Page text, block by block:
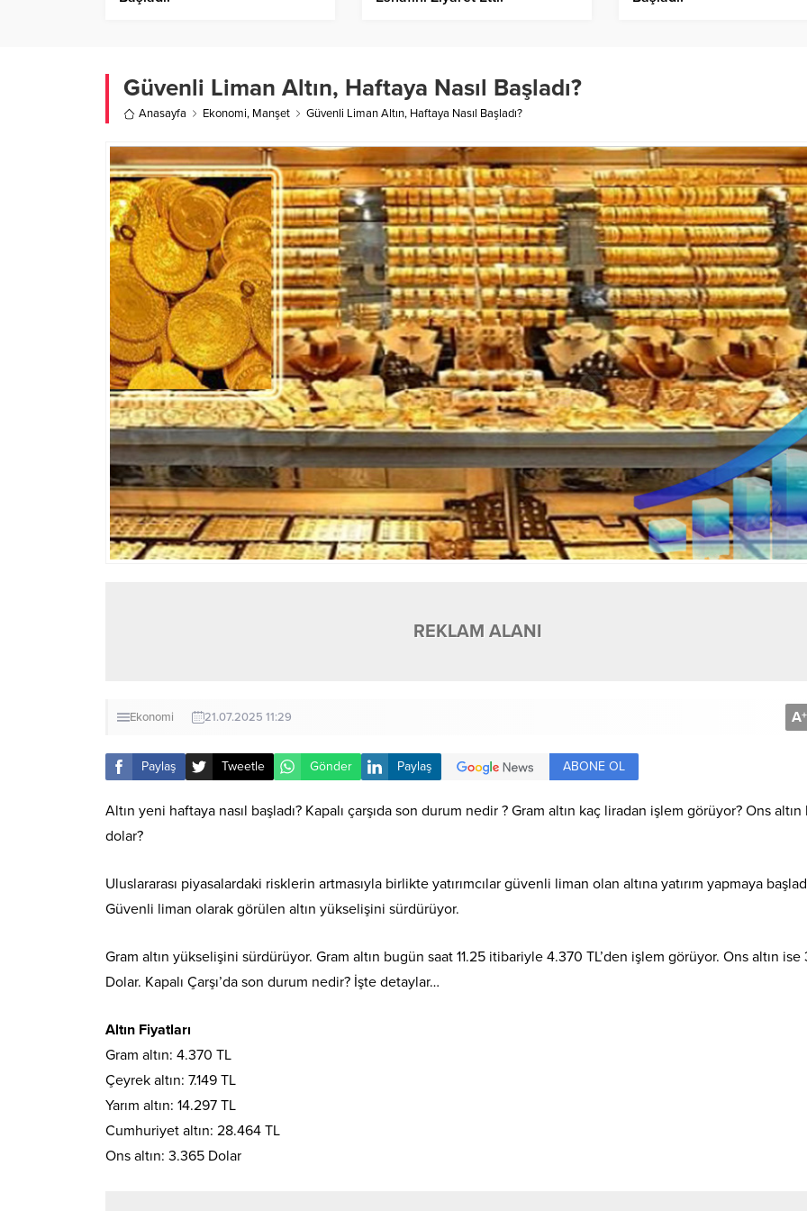
Güvenli Liman Altın, Haftaya Nasıl Başladı?
Anasayfa Ekonomi, Manşet Güvenli Liman Altın, Haftaya Nasıl Başladı?
REKLAM ALANI
Ekonomi 21.07.2025 11:29 A+
Paylaş Tweetle Gönder Paylaş ABONE OL
Altın yeni haftaya nasıl başladı? Kapalı çarşıda son durum nedir ? Gram altın kaç liradan işlem görüyor? Ons altın
dolar?
Uluslararası piyasalardaki risklerin artmasıyla birlikte yatırımcılar güvenli liman olan altına yatırım yapmaya
Güvenli liman olarak görülen altın yükselişini sürdürüyor.
Gram altın yükselişini sürdürüyor. Gram altın bugün saat 11.25 itibariyle 4.370 TL’den işlem görüyor. Ons altın ise
Dolar. Kapalı Çarşı’da son durum nedir? İşte detaylar…
Altın Fiyatları
Gram altın: 4.370 TL
Çeyrek altın: 7.149 TL
Yarım altın: 14.297 TL
Cumhuriyet altın: 28.464 TL
Ons altın: 3.365 Dolar